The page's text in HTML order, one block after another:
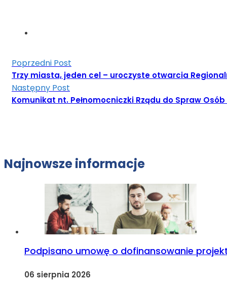
Poprzedni Post
Trzy miasta, jeden cel – uroczyste otwarcia
Następny Post
Komunikat nt. Pełnomocniczki Rządu do Spraw
Najnowsze informacje
Podpisano umowę o dofinansowanie
06 sierpnia 2026